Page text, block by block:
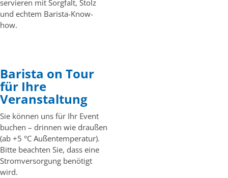
servieren mit Sorgfalt, Stolz
und echtem Barista-Know-
how.
Barista on Tour
für Ihre
Veranstaltung
Sie können uns für Ihr Event
buchen – drinnen wie draußen
(ab +5 °C Außentemperatur).
Bitte beachten Sie, dass eine
Stromversorgung benötigt
wird.